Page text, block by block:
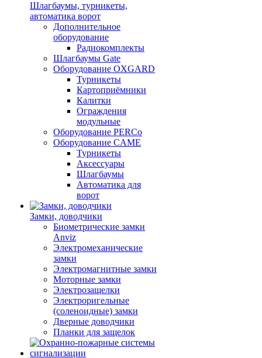
Шлагбаумы, турникеты,
автоматика ворот
Дополнительное
оборудование
Радиокомплекты
Шлагбаумы Gate
Оборудование OXGARD
Турникеты
Картоприёмники
Калитки
Ограждения
модульные
Оборудование PERCo
Оборудование CAME
Турникеты
Аксессуары
Шлагбаумы
Автоматика для
ворот
Замки, доводчики
Биометрические замки
Anviz
Электромеханические
замки
Электромагнитные замки
Моторные замки
Электрозащелки
Электроригельные
(cоленоидные) замки
Дверные доводчики
Планки для защелок